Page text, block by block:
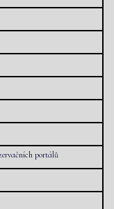
portálů